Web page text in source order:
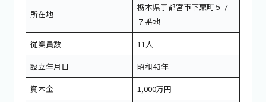
所在地
栃木県宇都宮市下栗町５７
７番地
従業員数
11人
設立年月日
昭和43年
資本金
1,000万円